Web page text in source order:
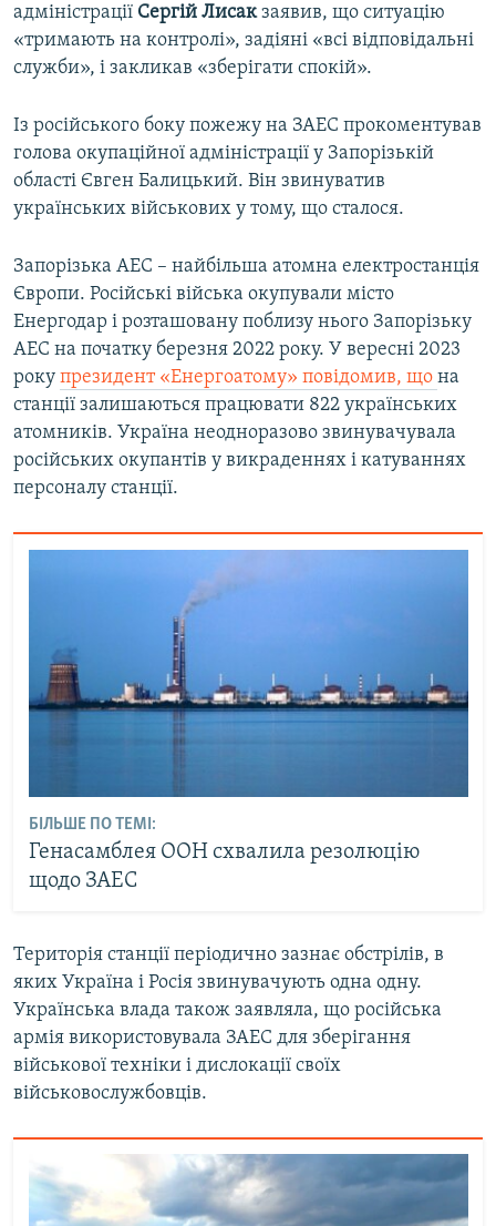
адміністрації Сергій Лисакзаявив, що ситуацію
«тримають на контролі», задіяні «всі відповідальні
служби», і закликав «зберігати спокій».
Із російського боку пожежу на ЗАЕС прокоментував
голова окупаційної адміністрації у Запорізькій
області Євген Балицький. Він звинуватив
українських військових у тому, що сталося.
Запорізька АЕС – найбільша атомна електростанція
Європи. Російські війська окупували місто
Енергодар і розташовану поблизу нього Запорізьку
АЕС на початку березня 2022 року. У вересні 2023
року президент «Енергоатому» повідомив, що на
станції залишаються працювати 822 українських
атомників. Україна неодноразово звинувачувала
російських окупантів у викраденнях і катуваннях
персоналу станції.
БІЛЬШЕ ПО ТЕМІ:
Генасамблея ООН схвалила резолюцію
щодо ЗАЕС
Територія станції періодично зазнає обстрілів, в
яких Україна і Росія звинувачують одна одну.
Українська влада також заявляла, що російська
армія використовувала ЗАЕС для зберігання
військової техніки і дислокації своїх
військовослужбовців.